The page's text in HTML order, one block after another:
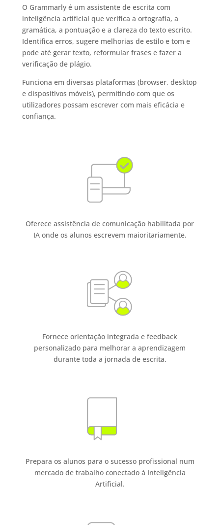
O Grammarly é um assistente de escrita com
inteligência artificial que verifica a ortografia, a
gramática, a pontuação e a clareza do texto escrito.
Identifica erros, sugere melhorias de estilo e tom e
pode até gerar texto, reformular frases e fazer a
verificação de plágio.
Funciona em diversas plataformas (browser, desktop
e dispositivos móveis), permitindo com que os
utilizadores possam escrever com mais eficácia e
confiança.
Oferece assistência de comunicação habilitada por
IA onde os alunos escrevem maioritariamente.
Fornece orientação integrada e feedback
personalizado para melhorar a aprendizagem
durante toda a jornada de escrita.
Prepara os alunos para o sucesso profissional num
mercado de trabalho conectado à Inteligência
Artificial.